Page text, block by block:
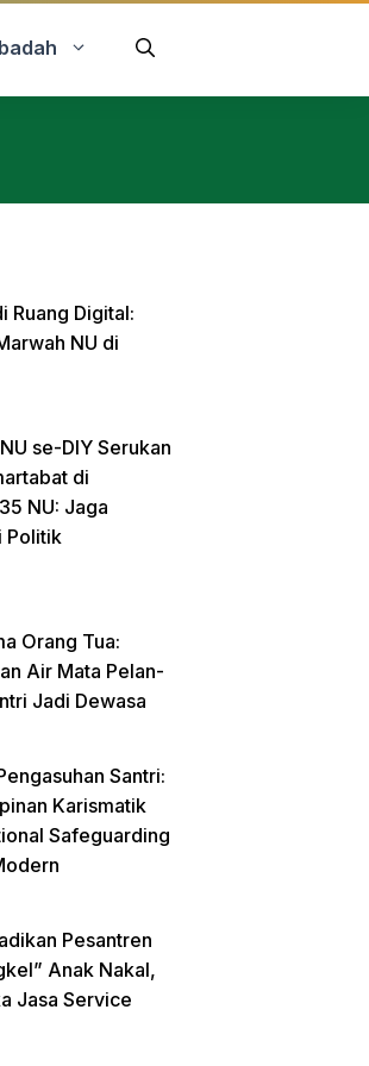
Ruang Digital:
NU di
se-DIY Serukan
di
NU: Jaga
Politik
Orang Tua:
Air Mata Pelan-
Jadi Dewasa
Santri:
Karismatik
Safeguarding
Pesantren
Anak Nakal,
Jasa Service